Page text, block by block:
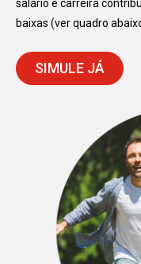
salário e carreira
baixas (ver quadro
SIMULE JÁ